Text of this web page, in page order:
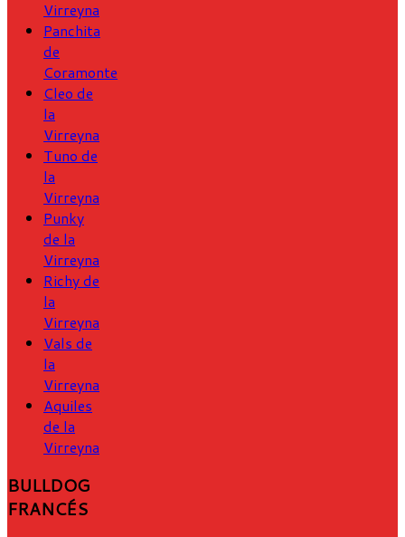
Virreyna
Panchita
de
Coramonte
Cleo de
la
Virreyna
Tuno de
la
Virreyna
Punky
de la
Virreyna
Richy de
la
Virreyna
Vals de
la
Virreyna
Aquiles
de la
Virreyna
BULLDOG
FRANCÉS